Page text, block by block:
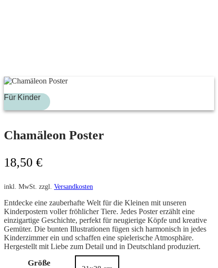
Für Kinder
Chamäleon Poster
18,50 €
inkl. MwSt. zzgl. Versandkosten
Entdecke eine zauberhafte Welt für die Kleinen mit unseren
Kinderpostern voller fröhlicher Tiere. Jedes Poster erzählt eine
einzigartige Geschichte, perfekt für neugierige Köpfe und kreative
Gemüter. Die bunten Illustrationen fügen sich harmonisch in jedes
Kinderzimmer ein und schaffen eine spielerische Atmosphäre.
Hergestellt mit Liebe zum Detail und in Deutschland produziert.
Größe